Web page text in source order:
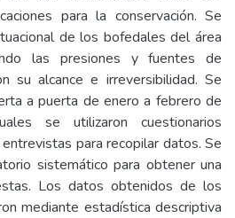
para la conservación. Se
de los bofedales del área
las presiones y fuentes de
su alcance e irreversibilidad. Se
a puerta de enero a febrero de
se utilizaron cuestionarios
para recopilar datos. Se
sistemático para obtener una
Los datos obtenidos de los
mediante estadística descriptiva